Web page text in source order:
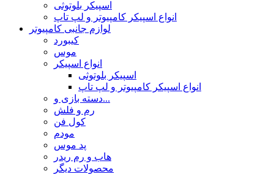
اسپیکر بلوتوثی
انواع اسپیکر کامپیوتر و لپ تاپ
لوازم جانبی کامپیوتر
کیبورد
موس
انواع اسپیکر
اسپیکر بلوتوثی
انواع اسپیکر کامپیوتر و لپ تاپ
دسته بازی و...
رم و فلش
کول فن
مودم
پد موس
هاب و رم ریدر
محصولات دیگر